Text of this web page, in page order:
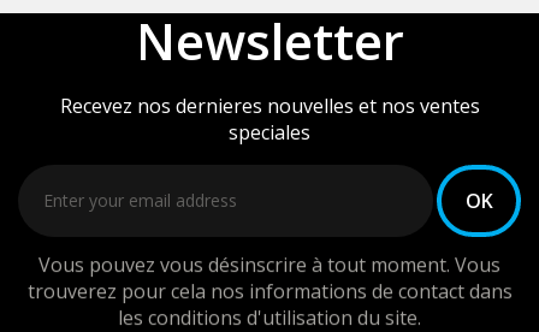
Newsletter
Recevez nos dernieres nouvelles et nos ventes
speciales
Vous pouvez vous désinscrire à tout moment. Vous
trouverez pour cela nos informations de contact dans
les conditions d'utilisation du site.